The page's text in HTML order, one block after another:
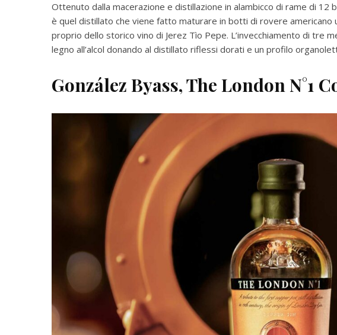
Ottenuto dalla macerazione e distillazione in alambicco di rame di 12
è quel distillato che viene fatto maturare in botti di rovere americano
proprio dello storico vino di Jerez Tìo Pepe. L’invecchiamento di tre
legno all’alcol donando al distillato riflessi dorati e un profilo
González Byass, The London N°1